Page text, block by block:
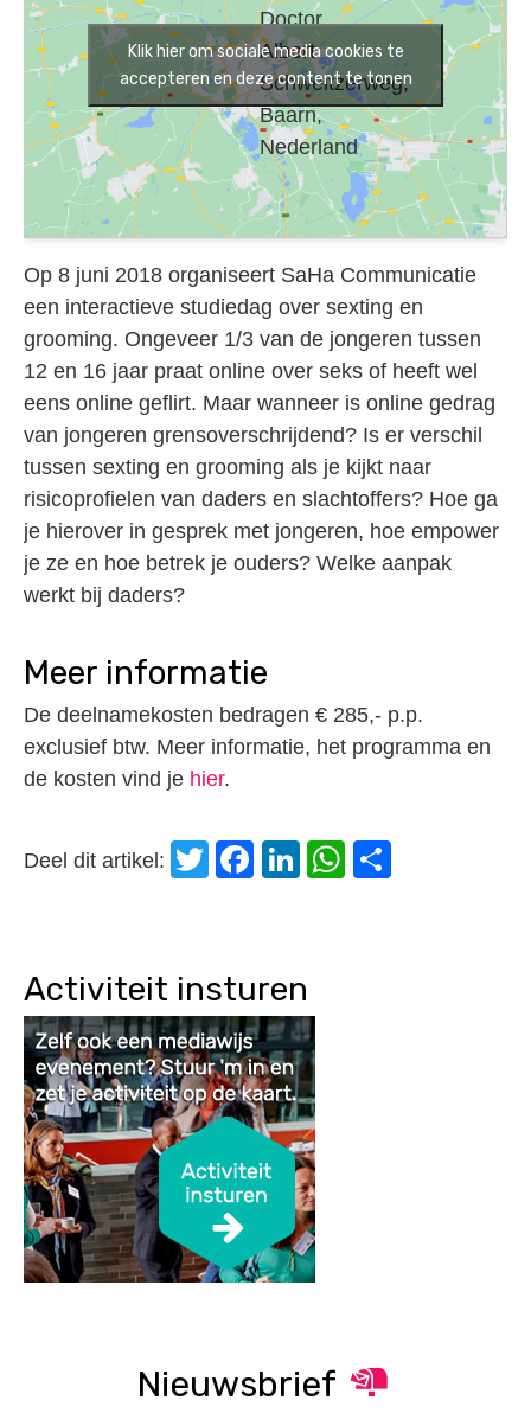
Doctor
Albert
Schweitzerweg,
Baarn,
Nederland
Klik hier om sociale media cookies te
accepteren en deze content te tonen
Op 8 juni 2018 organiseert SaHa Communicatie
een interactieve studiedag over sexting en
grooming. Ongeveer 1/3 van de jongeren tussen
12 en 16 jaar praat online over seks of heeft wel
eens online geflirt. Maar wanneer is online gedrag
van jongeren grensoverschrijdend? Is er verschil
tussen sexting en grooming als je kijkt naar
risicoprofielen van daders en slachtoffers? Hoe ga
je hierover in gesprek met jongeren, hoe empower
je ze en hoe betrek je ouders? Welke aanpak
werkt bij daders?
Meer informatie
De deelnamekosten bedragen € 285,- p.p.
exclusief btw. Meer informatie, het programma en
de kosten vind je hier.
Deel dit artikel: Twitter
Facebook
LinkedIn
WhatsApp
Activiteit insturen
Nieuwsbrief